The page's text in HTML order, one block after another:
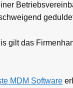
gilt das
MDM Software